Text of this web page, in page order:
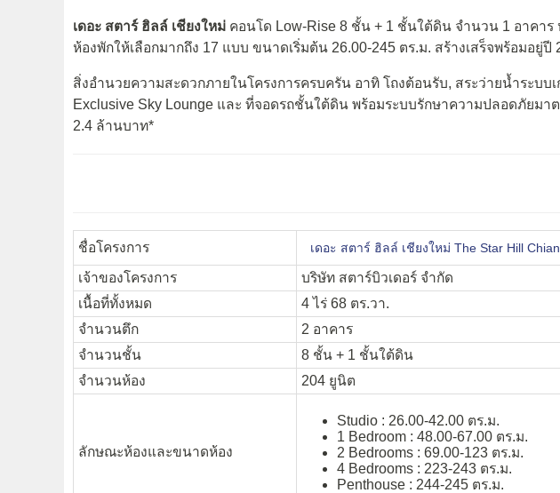
เดอะ สตาร์ ฮิลล์ เชียงใหม่ คอนโด Low-Rise 8 ชั้น + 1 ชั้นใต้ดิน จำนวน 1 อาคา
ห้องพักให้เลือกมากถึง 17 แบบ ขนาดเริ่มต้น 26.00-245 ตร.ม. สร้างเสร็จพร้อมอยู่ปี
สิ่งอำนวยความสะดวกภายในโครงการครบครัน อาทิ โถงต้อนรับ, สระว่ายน้ำระบ
Exclusive Sky Lounge และ ที่จอดรถชั้นใต้ดิน พร้อมระบบรักษาความปลอดภัยมา
2.4 ล้านบาท*
ชื่อโครงการ เดอะ สตาร์ ฮิลล์ เชียงใหม่ The Star Hill
เจ้าของโครงการ
บริษัท สตาร์บิวเดอร์ จำกัด
เนื้อที่ทั้งหมด
4 ไร่ 68 ตร.วา.
จำนวนตึก
2 อาคาร
จำนวนชั้น
8 ชั้น + 1 ชั้นใต้ดิน
จำนวนห้อง
204 ยูนิต
ลักษณะห้องและขนาดห้อง
Studio : 26.00-42.00 ตร.ม.
1 Bedroom : 48.00-67.00 ตร.ม.
2 Bedrooms : 69.00-123 ตร.ม.
4 Bedrooms : 223-243 ตร.ม.
Penthouse : 244-245 ตร.ม.